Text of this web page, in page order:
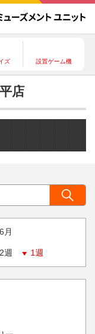
ズ 設置ゲーム機
店
6月
2週 1週